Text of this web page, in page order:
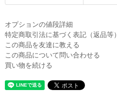
オプションの値段詳細
特定商取引法に基づく表記（返品等）
この商品を友達に教える
この商品について問い合わせる
買い物を続ける